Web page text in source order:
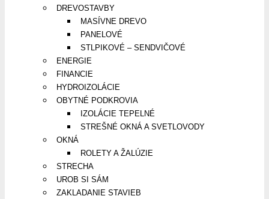
DREVOSTAVBY
MASÍVNE DREVO
PANELOVÉ
STLPIKOVÉ – SENDVIČOVÉ
ENERGIE
FINANCIE
HYDROIZOLÁCIE
OBYTNÉ PODKROVIA
IZOLÁCIE TEPELNÉ
STREŠNÉ OKNÁ A SVETLOVODY
OKNÁ
ROLETY A ŽALÚZIE
STRECHA
UROB SI SÁM
ZAKLADANIE STAVIEB